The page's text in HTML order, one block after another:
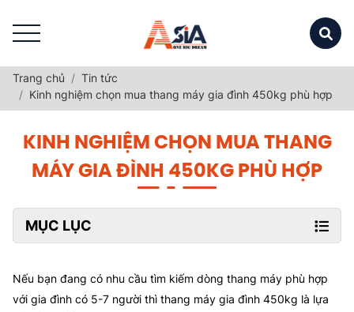
Trang chủ
Tin tức
Kinh nghiệm chọn mua thang máy gia đình 450kg phù hợp
KINH NGHIỆM CHỌN MUA THANG
MÁY GIA ĐÌNH 450KG PHÙ HỢP
MỤC LỤC
Nếu bạn đang có nhu cầu tìm kiếm dòng thang máy phù hợp
với gia đình có 5-7 người thì thang máy gia đình 450kg là lựa